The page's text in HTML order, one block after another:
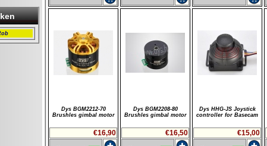
Dys BGM2212-70
Brushles gimbal motor
€16,90
Dys BGM2208-80
Brushles gimbal motor
€16,50
Dys HHG-JS Joystick
controller for Basecam
€15,00